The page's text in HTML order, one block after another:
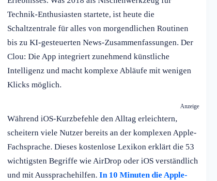
Technik-Enthusiasten startete, ist heute die
Schaltzentrale für alles von morgendlichen Routinen
bis zu KI-gesteuerten News-Zusammenfassungen. Der
Clou: Die App integriert zunehmend künstliche
Intelligenz und macht komplexe Abläufe mit wenigen
Klicks möglich.
Anzeige
Während iOS-Kurzbefehle den Alltag erleichtern,
scheitern viele Nutzer bereits an der komplexen Apple-
Fachsprache. Dieses kostenlose Lexikon erklärt die 53
wichtigsten Begriffe wie AirDrop oder iOS verständlich
und mit Aussprachehilfen. In 10 Minuten die Apple-